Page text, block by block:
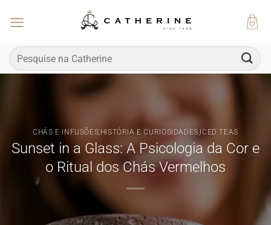
Pesquisar
por:
CHÁS E INFUSÕES,HISTÓRIA E CURIOSIDADES, ICED TEAS
Sunset in a Glass: A Psicologia da Cor e
o Ritual dos Chás Vermelhos